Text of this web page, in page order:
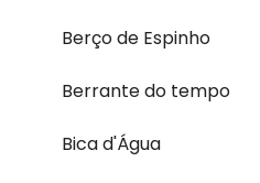
Berço de Espinho
Berrante do tempo
Bica d'Água